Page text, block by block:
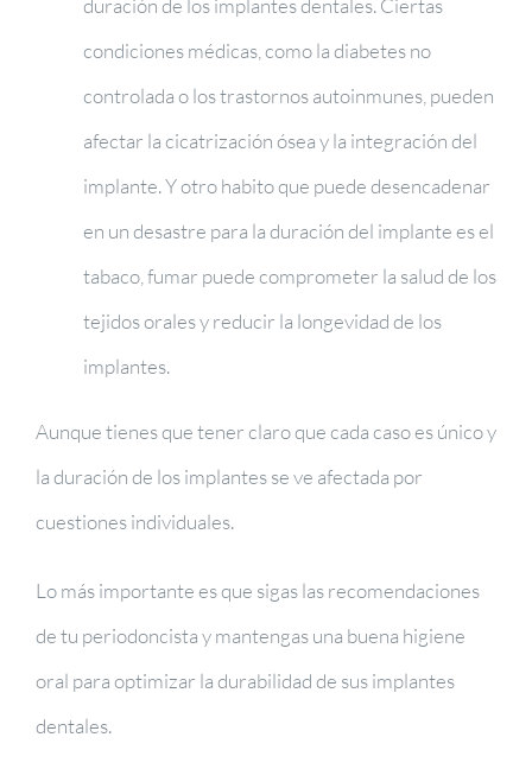
duración de los implantes dentales. Ciertas
condiciones médicas, como la diabetes no
controlada o los trastornos autoinmunes, pueden
afectar la cicatrización ósea y la integración del
implante. Y otro habito que puede desencadenar
en un desastre para la duración del implante es el
tabaco, fumar puede comprometer la salud de los
tejidos orales y reducir la longevidad de los
implantes.
Aunque tienes que tener claro que cada caso es único y
la duración de los implantes se ve afectada por
cuestiones individuales.
Lo más importante es que sigas las recomendaciones
de tu periodoncista y mantengas una buena higiene
oral para optimizar la durabilidad de sus implantes
dentales.